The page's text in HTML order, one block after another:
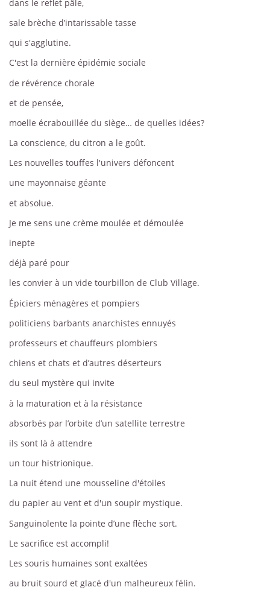
dans le reflet pâle,
sale brèche d’intarissable tasse
qui s'agglutine.
C'est la dernière épidémie sociale
de révérence chorale
et de pensée,
moelle écrabouillée du siège… de quelles idées?
La conscience, du citron a le goût.
Les nouvelles touffes l'univers défoncent
une mayonnaise géante
et absolue.
Je me sens une crème moulée et démoulée
inepte
déjà paré pour
les convier à un vide tourbillon de Club Village.
Épiciers ménagères et pompiers
politiciens barbants anarchistes ennuyés
professeurs et chauffeurs plombiers
chiens et chats et d’autres déserteurs
du seul mystère qui invite
à la maturation et à la résistance
absorbés par l’orbite d’un satellite terrestre
ils sont là à attendre
un tour histrionique.
La nuit étend une mousseline d'étoiles
du papier au vent et d'un soupir mystique.
Sanguinolente la pointe d’une flèche sort.
Le sacrifice est accompli!
Les souris humaines sont exaltées
au bruit sourd et glacé d'un malheureux félin.